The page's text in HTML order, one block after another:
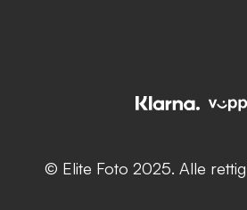
© Elite Foto 2025. Alle